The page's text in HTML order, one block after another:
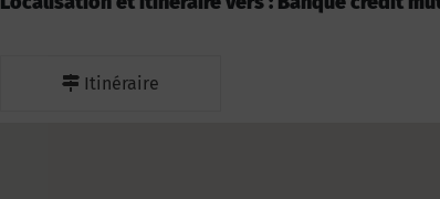
Itinéraire